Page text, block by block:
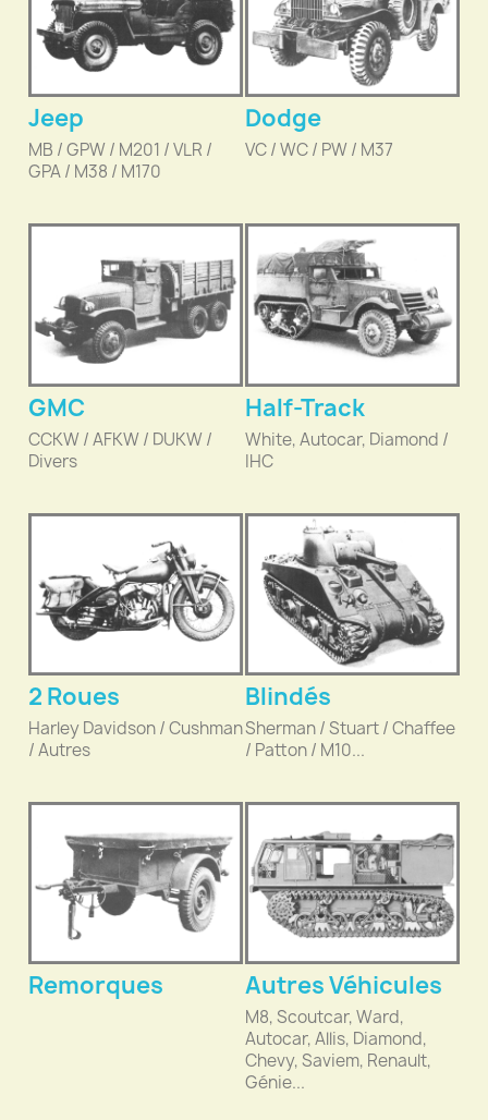
Jeep
MB / GPW / M201 / VLR /
GPA / M38 / M170
Dodge
VC / WC / PW / M37
GMC
CCKW / AFKW / DUKW /
Divers
Half-Track
White, Autocar, Diamond /
IHC
2 Roues
Harley Davidson / Cushman
/ Autres
Blindés
Sherman / Stuart / Chaffee
/ Patton / M10...
Remorques Autres Véhicules
M8, Scoutcar, Ward,
Autocar, Allis, Diamond,
Chevy, Saviem, Renault,
Génie...